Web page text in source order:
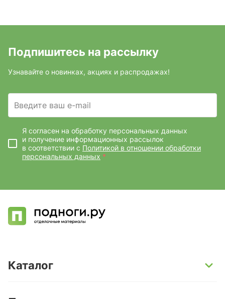
Подпишитесь на рассылку
Узнавайте о новинках, акциях и распродажах!
Введите ваш e-mail
Я согласен на обработку персональных данных
и получение информационных рассылок
в соответствии с Политикой в отношении обработки
персональных данных *
Каталог